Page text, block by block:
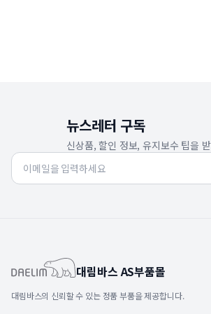
뉴스레터 구독
신상품, 할인 정보, 유지보수 팁을
대림바스 AS부품몰
대림바스의 신뢰할 수 있는 정품 부품을 제공합니다.